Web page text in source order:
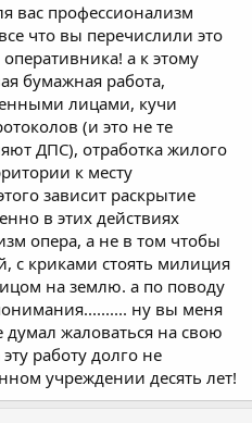
вас профессионализм
что вы перечислили это
а к этому
бумажная работа,
лицами, кучи
(и это не те
ДПС), отработка жилого
к месту
зависит раскрытие
в этих действиях
опера, а не в том чтобы
с криками стоять милиция
на землю. а по поводу
ну вы меня
жаловаться на свою
работу долго не
учреждении десять лет!